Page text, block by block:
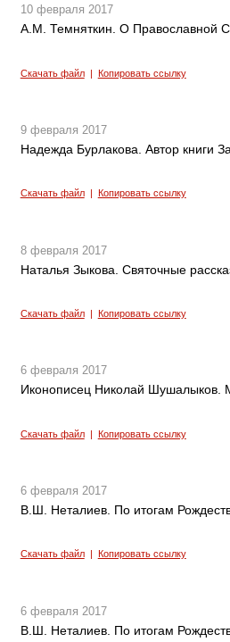
10 февраля 2017
А.М. Темняткин. О Православной
Скачать файл| Копировать ссылку
9 февраля 2017
Надежда Бурлакова. Автор книги
Скачать файл| Копировать ссылку
8 февраля 2017
Наталья Зыкова. Святочные
Скачать файл| Копировать ссылку
6 февраля 2017
Иконописец Николай Шушалыков.
Скачать файл| Копировать ссылку
6 февраля 2017
В.Ш. Неталиев. По итогам
Скачать файл| Копировать ссылку
6 февраля 2017
В.Ш. Неталиев. По итогам